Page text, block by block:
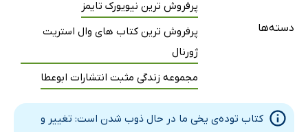
دسته‌ها
پرفروش ترین نیویورک تایمز
پرفروش ترین کتاب های وال استریت
ژورنال
مجموعه زندگی مثبت انتشارات ابوعطا
کتاب توده‌ی یخی ما در حال ذوب شدن است: تغییر و